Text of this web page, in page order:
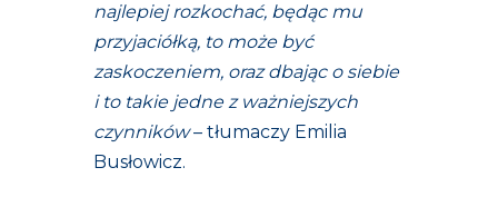
najlepiej rozkochać, będąc mu
przyjaciółką, to może być
zaskoczeniem, oraz dbając o siebie
i to takie jedne z ważniejszych
czynników– tłumaczy Emilia
Busłowicz.